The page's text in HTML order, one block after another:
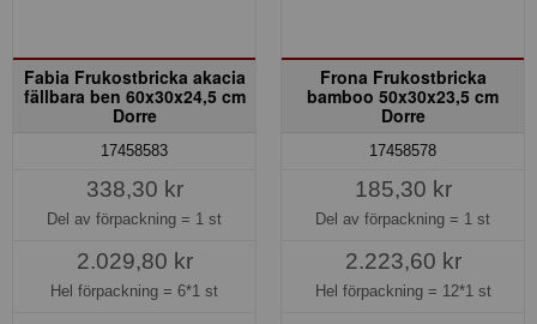
Fabia Frukostbricka akacia
fällbara ben 60x30x24,5 cm
Dorre
17458583
338,30 kr
Del av förpackning = 1 st
2.029,80 kr
Hel förpackning = 6*1 st
Frona Frukostbricka
bamboo 50x30x23,5 cm
Dorre
17458578
185,30 kr
Del av förpackning = 1 st
2.223,60 kr
Hel förpackning = 12*1 st